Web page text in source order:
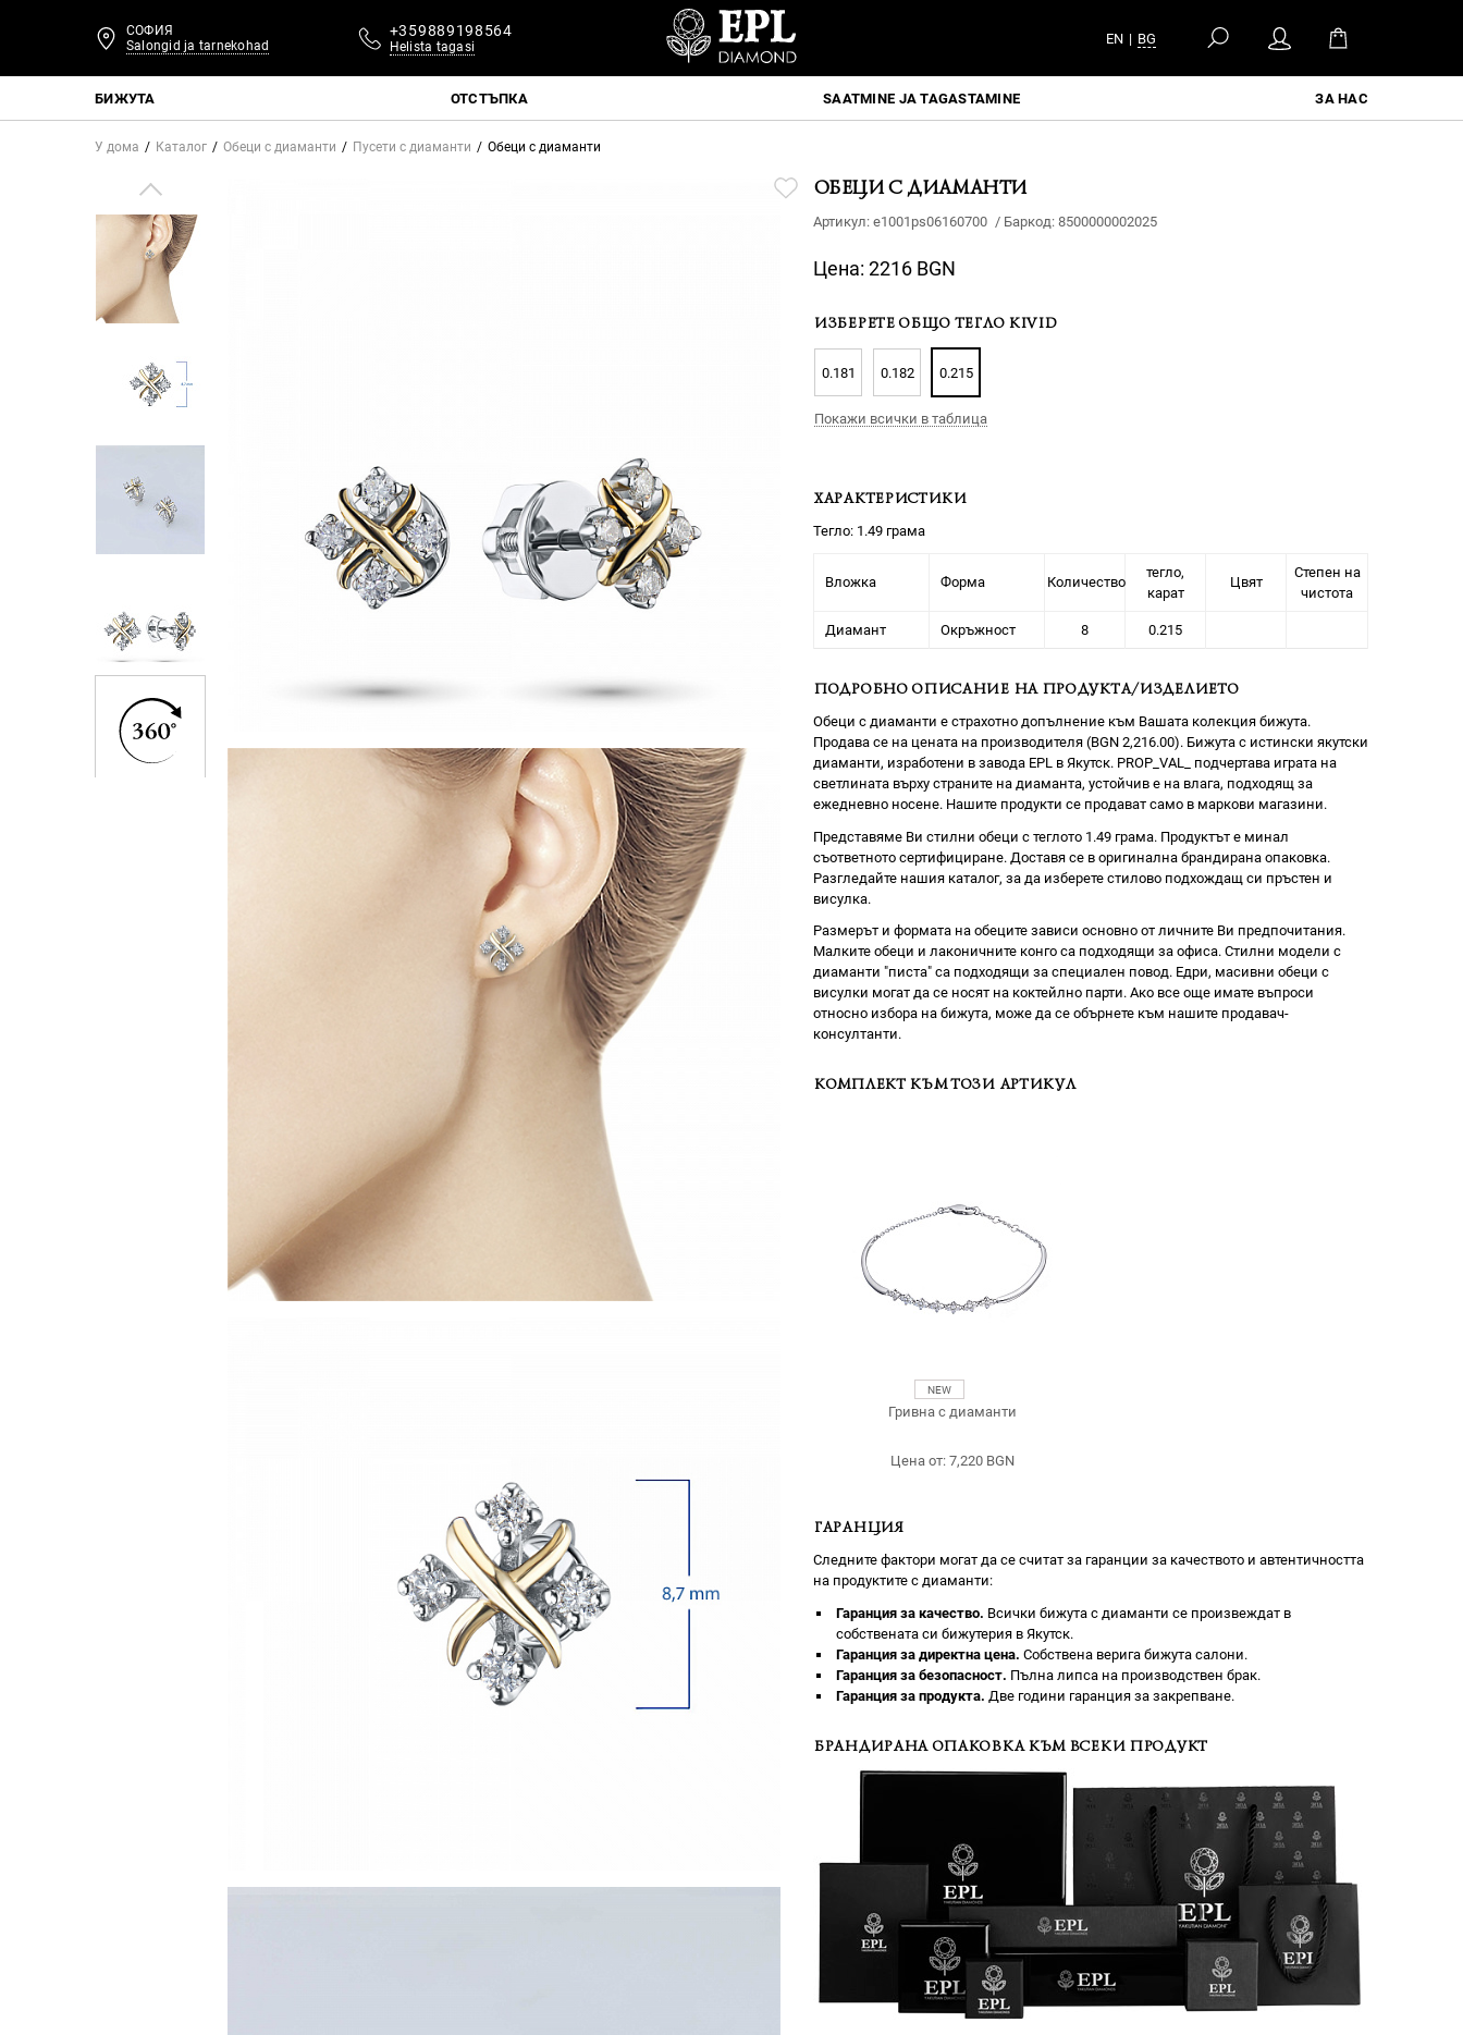
СОФИЯ
Salongid ja tarnekohad
+359889198564
Helista tagasi EN | BG
БИЖУТА ОТСТЪПКА SAATMINE JA TAGASTAMINE ЗА НАС
У дома Каталог Обеци с диаманти Пусети с диаманти Обеци с диаманти
ОБЕЦИ С ДИАМАНТИ
Артикул: e1001ps06160700 / Баркод: 8500000002025
Цена: 2216 BGN
ИЗБЕРЕТЕ ОБЩО ТЕГЛО KIVID
0.181 0.182 0.215
Покажи всички в таблица
ХАРАКТЕРИСТИКИ
Тегло: 1.49 грама
Вложка Форма Количество
тегло,
карат
Цвят
Степен на
чистота
Диамант Окръжност 8 0.215
ПОДРОБНО ОПИСАНИЕ НА ПРОДУКТА/ИЗДЕЛИЕТО
Обеци с диаманти е страхотно допълнение към Вашата колекция бижута.
Продава се на цената на производителя (BGN 2,216.00). Бижута с истински якутски
диаманти, изработени в завода EPL в Якутск. PROP_VAL_ подчертава играта на
светлината върху страните на диаманта, устойчив е на влага, подходящ за
ежедневно носене. Нашите продукти се продават само в маркови магазини.
Представяме Ви стилни обеци с теглото 1.49 грама. Продуктът е минал
съответното сертифициране. Доставя се в оригинална брандирана опаковка.
Разгледайте нашия каталог, за да изберете стилово подхождащ си пръстен и
висулка.
Размерът и формата на обеците зависи основно от личните Ви предпочитания.
Малките обеци и лаконичните конго са подходящи за офиса. Стилни модели с
диаманти "писта" са подходящи за специален повод. Едри, масивни обеци с
висулки могат да се носят на коктейлно парти. Ако все още имате въпроси
относно избора на бижута, може да се обърнете към нашите продавач-
консултанти.
КОМПЛЕКТ КЪМ ТОЗИ АРТИКУЛ
Гривна с диаманти
Цена от: 7,220 BGN
ГАРАНЦИЯ
Следните фактори могат да се считат за гаранции за качеството и автентичността
на продуктите с диаманти:
Гаранция за качество. Всички бижута с диаманти се произвеждат в
собствената си бижутерия в Якутск.
Гаранция за директна цена. Собствена верига бижута салони.
Гаранция за безопасност. Пълна липса на производствен брак.
Гаранция за продукта. Две години гаранция за закрепване.
БРАНДИРАНА ОПАКОВКА КЪМ ВСЕКИ ПРОДУКТ